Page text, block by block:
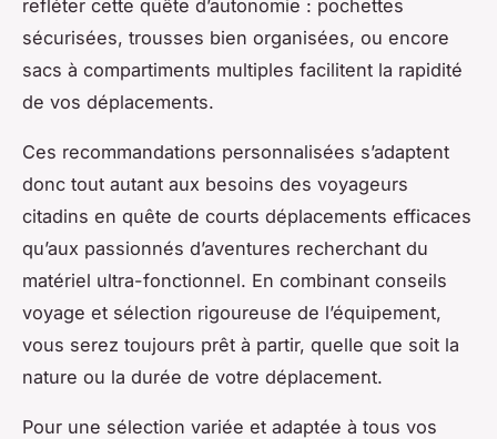
refléter cette quête d’autonomie : pochettes
sécurisées, trousses bien organisées, ou encore
sacs à compartiments multiples facilitent la rapidité
de vos déplacements.
Ces recommandations personnalisées s’adaptent
donc tout autant aux besoins des voyageurs
citadins en quête de courts déplacements efficaces
qu’aux passionnés d’aventures recherchant du
matériel ultra-fonctionnel. En combinant conseils
voyage et sélection rigoureuse de l’équipement,
vous serez toujours prêt à partir, quelle que soit la
nature ou la durée de votre déplacement.
Pour une sélection variée et adaptée à tous vos